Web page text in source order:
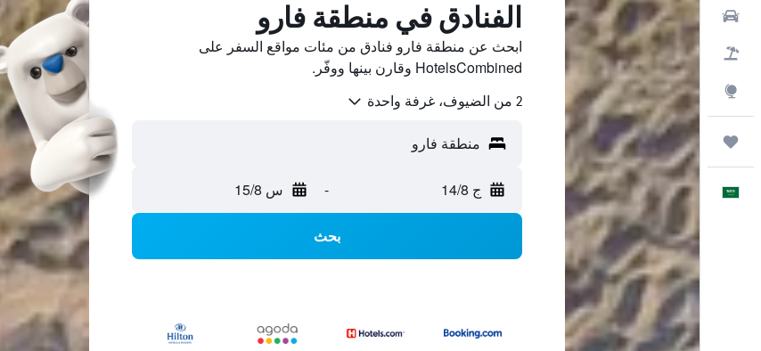
سيارات
حزم العروض
استكشاف
رحلات
العَرَبِيَّة
الفنادق في منطقة فارو
ابحث عن منطقة فارو فنادق من مئات مواقع السفر على
HotelsCombined وقارن بينها ووفّر.
2 من الضيوف، غرفة واحدة
منطقة فارو
ج 14/8 - س 15/8
بحث